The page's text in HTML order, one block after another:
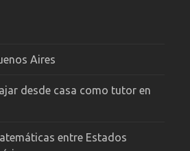
Aires
desde casa como tutor en
entre Estados